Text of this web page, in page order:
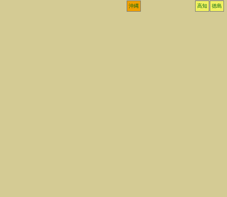
沖縄 高知 徳島